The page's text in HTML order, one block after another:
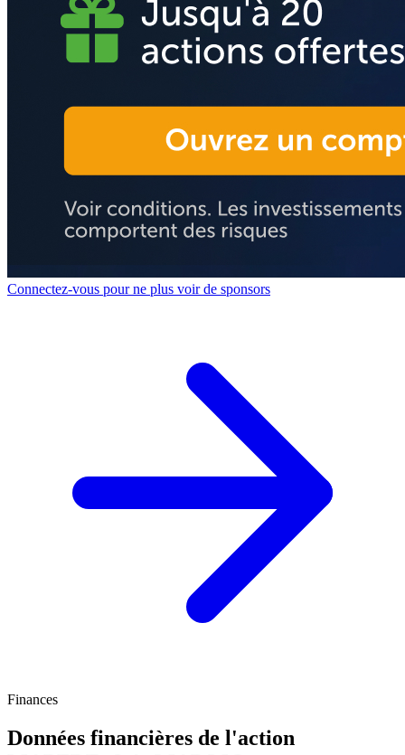
Connectez-vous pour ne plus voir de sponsors
Finances
Données financières de l'action